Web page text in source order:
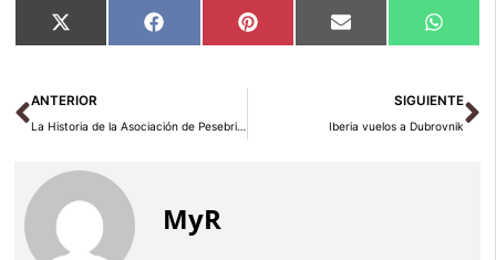
Compartir
en
X
(Twitter)
Compartir
en
Facebook Compartir
en
Pinterest Compartir
en
Email
en
Ant
ANTERIOR
La Historia de la Asociación de Pesebristas de Barcelona
SIGUIENTE
Iberia vuelos a Dubrovnik
MyR